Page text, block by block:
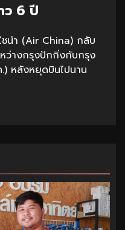
ว 6 ปี
ชน่า (Air China) กลับ
หว่างกรุงปักกิ่งกับกรุง
หลังหยุดบินไปนาน